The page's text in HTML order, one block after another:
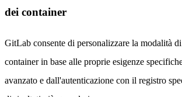
dei container
GitLab consente di personalizzare la modalità
container in base alle proprie esigenze
avanzato e dall'autenticazione con il registro